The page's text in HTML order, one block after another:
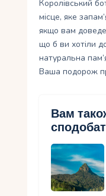
Королівський
місце, яке
якщо вам
що б ви хотіли
натуральна
Ваша подорож
Вам